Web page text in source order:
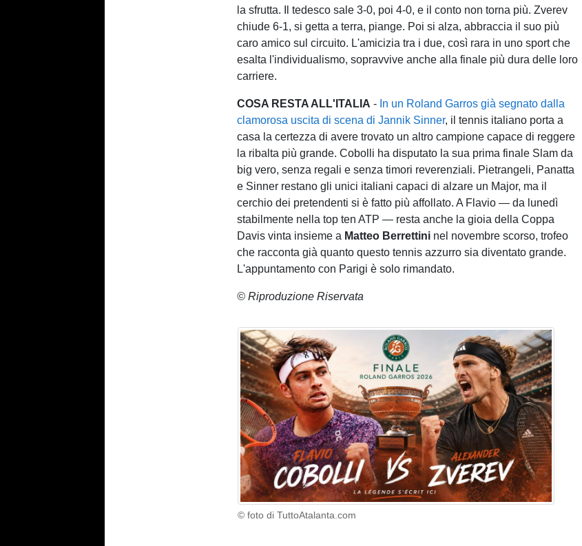
la sfrutta. Il tedesco sale 3-0, poi 4-0, e il conto non torna più. Zverev
chiude 6-1, si getta a terra, piange. Poi si alza, abbraccia il suo più
caro amico sul circuito. L'amicizia tra i due, così rara in uno sport che
esalta l'individualismo, sopravvive anche alla finale più dura delle loro
carriere.
COSA RESTA ALL'ITALIA - In un Roland Garros già segnato dalla
clamorosa uscita di scena di Jannik Sinner, il tennis italiano porta a
casa la certezza di avere trovato un altro campione capace di reggere
la ribalta più grande. Cobolli ha disputato la sua prima finale Slam da
big vero, senza regali e senza timori reverenziali. Pietrangeli, Panatta
e Sinner restano gli unici italiani capaci di alzare un Major, ma il
cerchio dei pretendenti si è fatto più affollato. A Flavio — da lunedì
stabilmente nella top ten ATP — resta anche la gioia della Coppa
Davis vinta insieme a Matteo Berrettini nel novembre scorso, trofeo
che racconta già quanto questo tennis azzurro sia diventato grande.
L'appuntamento con Parigi è solo rimandato.
© Riproduzione Riservata
© foto di TuttoAtalanta.com